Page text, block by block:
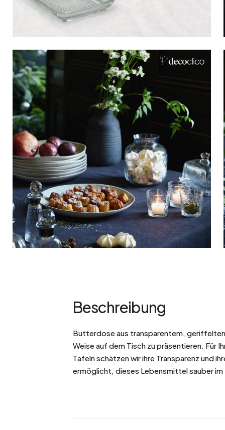
Beschreibung
Butterdose aus transparentem,
Weise auf dem Tisch zu präsentieren. Für
Tafeln schätzen wir ihre Transparenz und
ermöglicht, dieses Lebensmittel sauber im